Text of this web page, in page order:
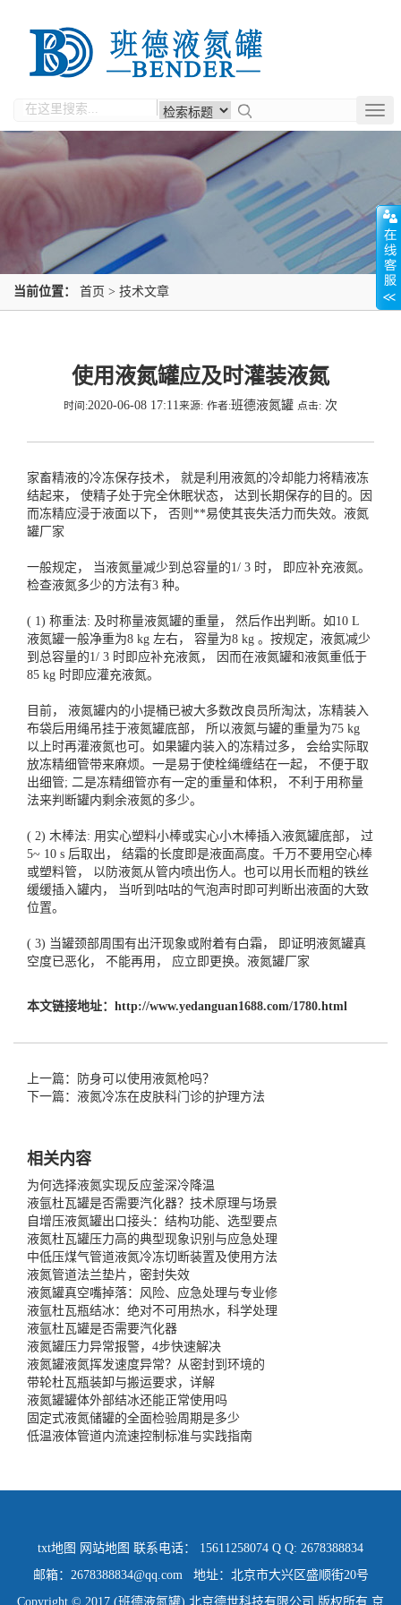
当前位置： 首页 > 技术文章
使用液氮罐应及时灌装液氮
时间:2020-06-08 17:11来源: 作者:班德液氮罐 点击: 次
家畜精液的冷冻保存技术， 就是利用液氮的冷却能力将精液冻
结起来， 使精子处于完全休眠状态， 达到长期保存的目的。因
而冻精应浸于液面以下， 否则**易使其丧失活力而失效。 液氮
罐厂家
一般规定， 当液氮量减少到总容量的1/ 3 时， 即应补充液氮。
检查液氮多少的方法有3 种。
( 1) 称重法: 及时称量液氮罐的重量， 然后作出判断。如10 L
液氮罐一般净重为8 kg 左右， 容量为8 kg 。按规定，液氮减少
到总容量的1/ 3 时即应补充液氮， 因而在液氮罐和液氮重低于
85 kg 时即应灌充液氮。
目前， 液氮罐内的小提桶已被大多数改良员所淘汰，冻精装入
布袋后用绳吊挂于液氮罐底部， 所以液氮与罐的重量为75 kg
以上时再灌液氮也可。如果罐内装入的冻精过多， 会给实际取
放冻精细管带来麻烦。一是易于使栓绳缠结在一起， 不便于取
出细管; 二是冻精细管亦有一定的重量和体积， 不利于用称量
法来判断罐内剩余液氮的多少。
( 2) 木棒法: 用实心塑料小棒或实心小木棒插入液氮罐底部， 过
5~ 10 s 后取出， 结霜的长度即是液面高度。千万不要用空心棒
或塑料管， 以防液氮从管内喷出伤人。也可以用长而粗的铁丝
缓缓插入罐内， 当听到咕咕的气泡声时即可判断出液面的大致
位置。
( 3) 当罐颈部周围有出汗现象或附着有白霜， 即证明液氮罐真
空度已恶化， 不能再用， 应立即更换。 液氮罐厂家
本文链接地址： http://www.yedanguan1688.com/1780.html
上一篇：防身可以使用液氮枪吗？
下一篇：液氮冷冻在皮肤科门诊的护理方法
相关内容
为何选择液氮实现反应釜深冷降温
液氩杜瓦罐是否需要汽化器？技术原理与场景
自增压液氮罐出口接头：结构功能、选型要点
液氮杜瓦罐压力高的典型现象识别与应急处理
中低压煤气管道液氮冷冻切断装置及使用方法
液氮管道法兰垫片，密封失效
液氮罐真空嘴掉落：风险、应急处理与专业修
液氩杜瓦瓶结冰：绝对不可用热水，科学处理
液氩杜瓦罐是否需要汽化器
液氮罐压力异常报警，4步快速解决
液氮罐液氮挥发速度异常？从密封到环境的
带轮杜瓦瓶装卸与搬运要求，详解
液氮罐罐体外部结冰还能正常使用吗
固定式液氮储罐的全面检验周期是多少
低温液体管道内流速控制标准与实践指南
txt地图 网站地图 联系电话： 15611258074 Q Q: 2678388834
邮箱：2678388834@qq.com 地址：北京市大兴区盛顺街20号
Copyright © 2017 (班德液氮罐) 北京德世科技有限公司 版权所有 京